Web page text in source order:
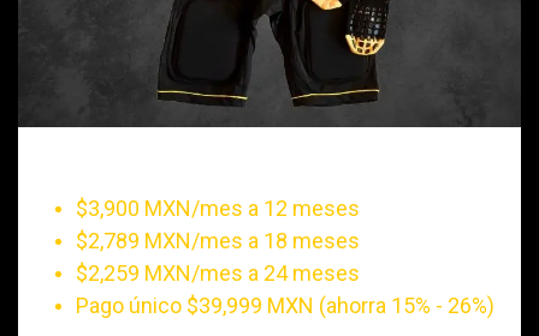
$3,900 MXN/mes a 12 meses
$2,789 MXN/mes a 18 meses
$2,259 MXN/mes a 24 meses
Pago único $39,999 MXN (ahorra 15% - 26%)